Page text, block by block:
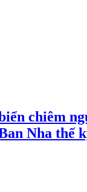
chiêm
Nha thế